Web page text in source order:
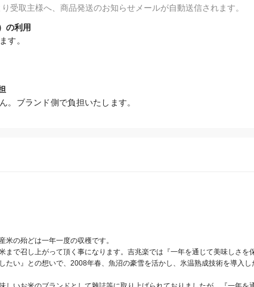
受取主様へ、商品発送のお知らせメールが自動送信されます。
の利用
す。
。ブランド側で負担いたします。
米の殆どは一年一度の収穫です。
まで召し上がって頂く事になります。吉兆楽では『一年を通じて美味しさを
たい』との想いで、2008年春、魚沼の豪雪を活かし、氷温熟成技術を導入